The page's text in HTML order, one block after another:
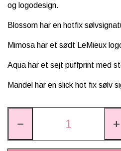
og logodesign.
Blossom har en hotfix
Mimosa har et sødt LeMieux
Aqua har et sejt puffprint med
Mandel har en slick hot fix sølv
− +